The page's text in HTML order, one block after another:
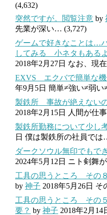
(4,632)
突然ですが。閲覧注意 by
先業が深い… (3,727)
ゲームで好きなことは…
してみる 小ネタもある
2018年2月27日 なお、現
EXVS エクバで簡単な
年9月5日 簡単≠強い≠弱
製鉄所 事故が絶えないの
2018年2月15日
人間が仕
製鉄所勤務について少し
日 僕は製鉄所の社員で
ダークソウル無印でもで
2024年5月12日 ニト剣舞
工具の思うところ その
by 神子 2018年5月26日 そ
工具の思うところ その
要？ by 神子 2018年2月14